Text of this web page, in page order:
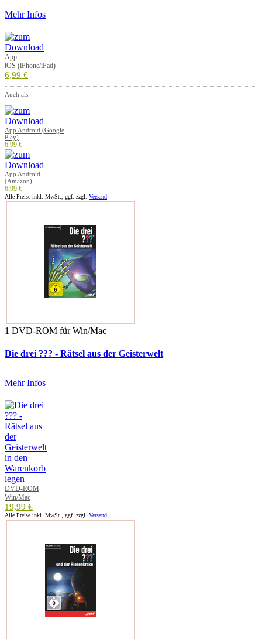
Mehr Infos
App
iOS (iPhone/iPad)
6,99 €
Auch als:
App Android (Google
Play)
6,99 €
App Android
(Amazon)
6,99 €
Alle Preise inkl. MwSt., ggf. zzgl. Versand
1 DVD-ROM für Win/Mac
Die drei ??? - Rätsel aus der Geisterwelt
Mehr Infos
DVD-ROM
Win/Mac
19,99 €
Alle Preise inkl. MwSt., ggf. zzgl. Versand